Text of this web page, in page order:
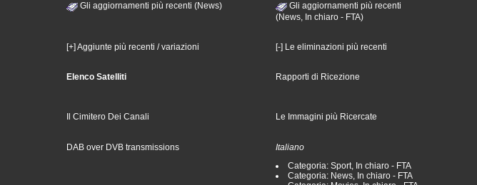
Gli aggiornamenti più recenti (News)
Gli aggiornamenti più recenti
(News, In chiaro - FTA)
[+] Aggiunte più recenti / variazioni [-] Le eliminazioni più recenti
Elenco Satelliti Rapporti di Ricezione
Il Cimitero Dei Canali Le Immagini più Ricercate
DAB over DVB transmissions
Italiano
Categoria: Sport, In chiaro - FTA
Categoria: News, In chiaro - FTA